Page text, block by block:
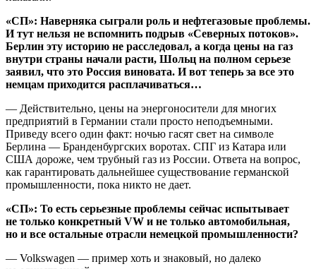
«СП»: Наверняка сыграли роль и нефтегазовые проблемы.
И тут нельзя не вспомнить подрыв «Северных потоков».
Берлин эту историю не расследовал, а когда цены на газ
внутри страны начали расти, Шольц на полном серьезе
заявил, что это Россия виновата. И вот теперь за все это
немцам приходится расплачиваться…
— Действительно, цены на энергоносители для многих
предприятий в Германии стали просто неподъемными.
Приведу всего один факт: ночью гасят свет на символе
Берлина — Бранденбургских воротах. СПГ из Катара или
США дороже, чем трубный газ из России. Ответа на вопрос,
как гарантировать дальнейшее существование германской
промышленности, пока никто не дает.
«СП»: То есть серьезные проблемы сейчас испытывает
не только конкретный VW и не только автомобильная,
но и все остальные отрасли немецкой промышленности?
— Volkswagen — пример хоть и знаковый, но далеко